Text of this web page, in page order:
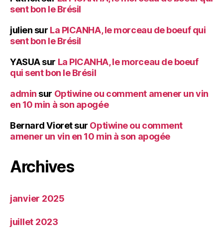
sent bon le Brésil
julien sur La PICANHA, le morceau de boeuf qui
sent bon le Brésil
YASUAsur La PICANHA, le morceau de boeuf
qui sent bon le Brésil
admin sur Optiwine ou comment amener un vin
en 10 min à son apogée
Bernard Vioretsur Optiwine ou comment
amener un vin en 10 min à son apogée
Archives
janvier 2025
juillet 2023